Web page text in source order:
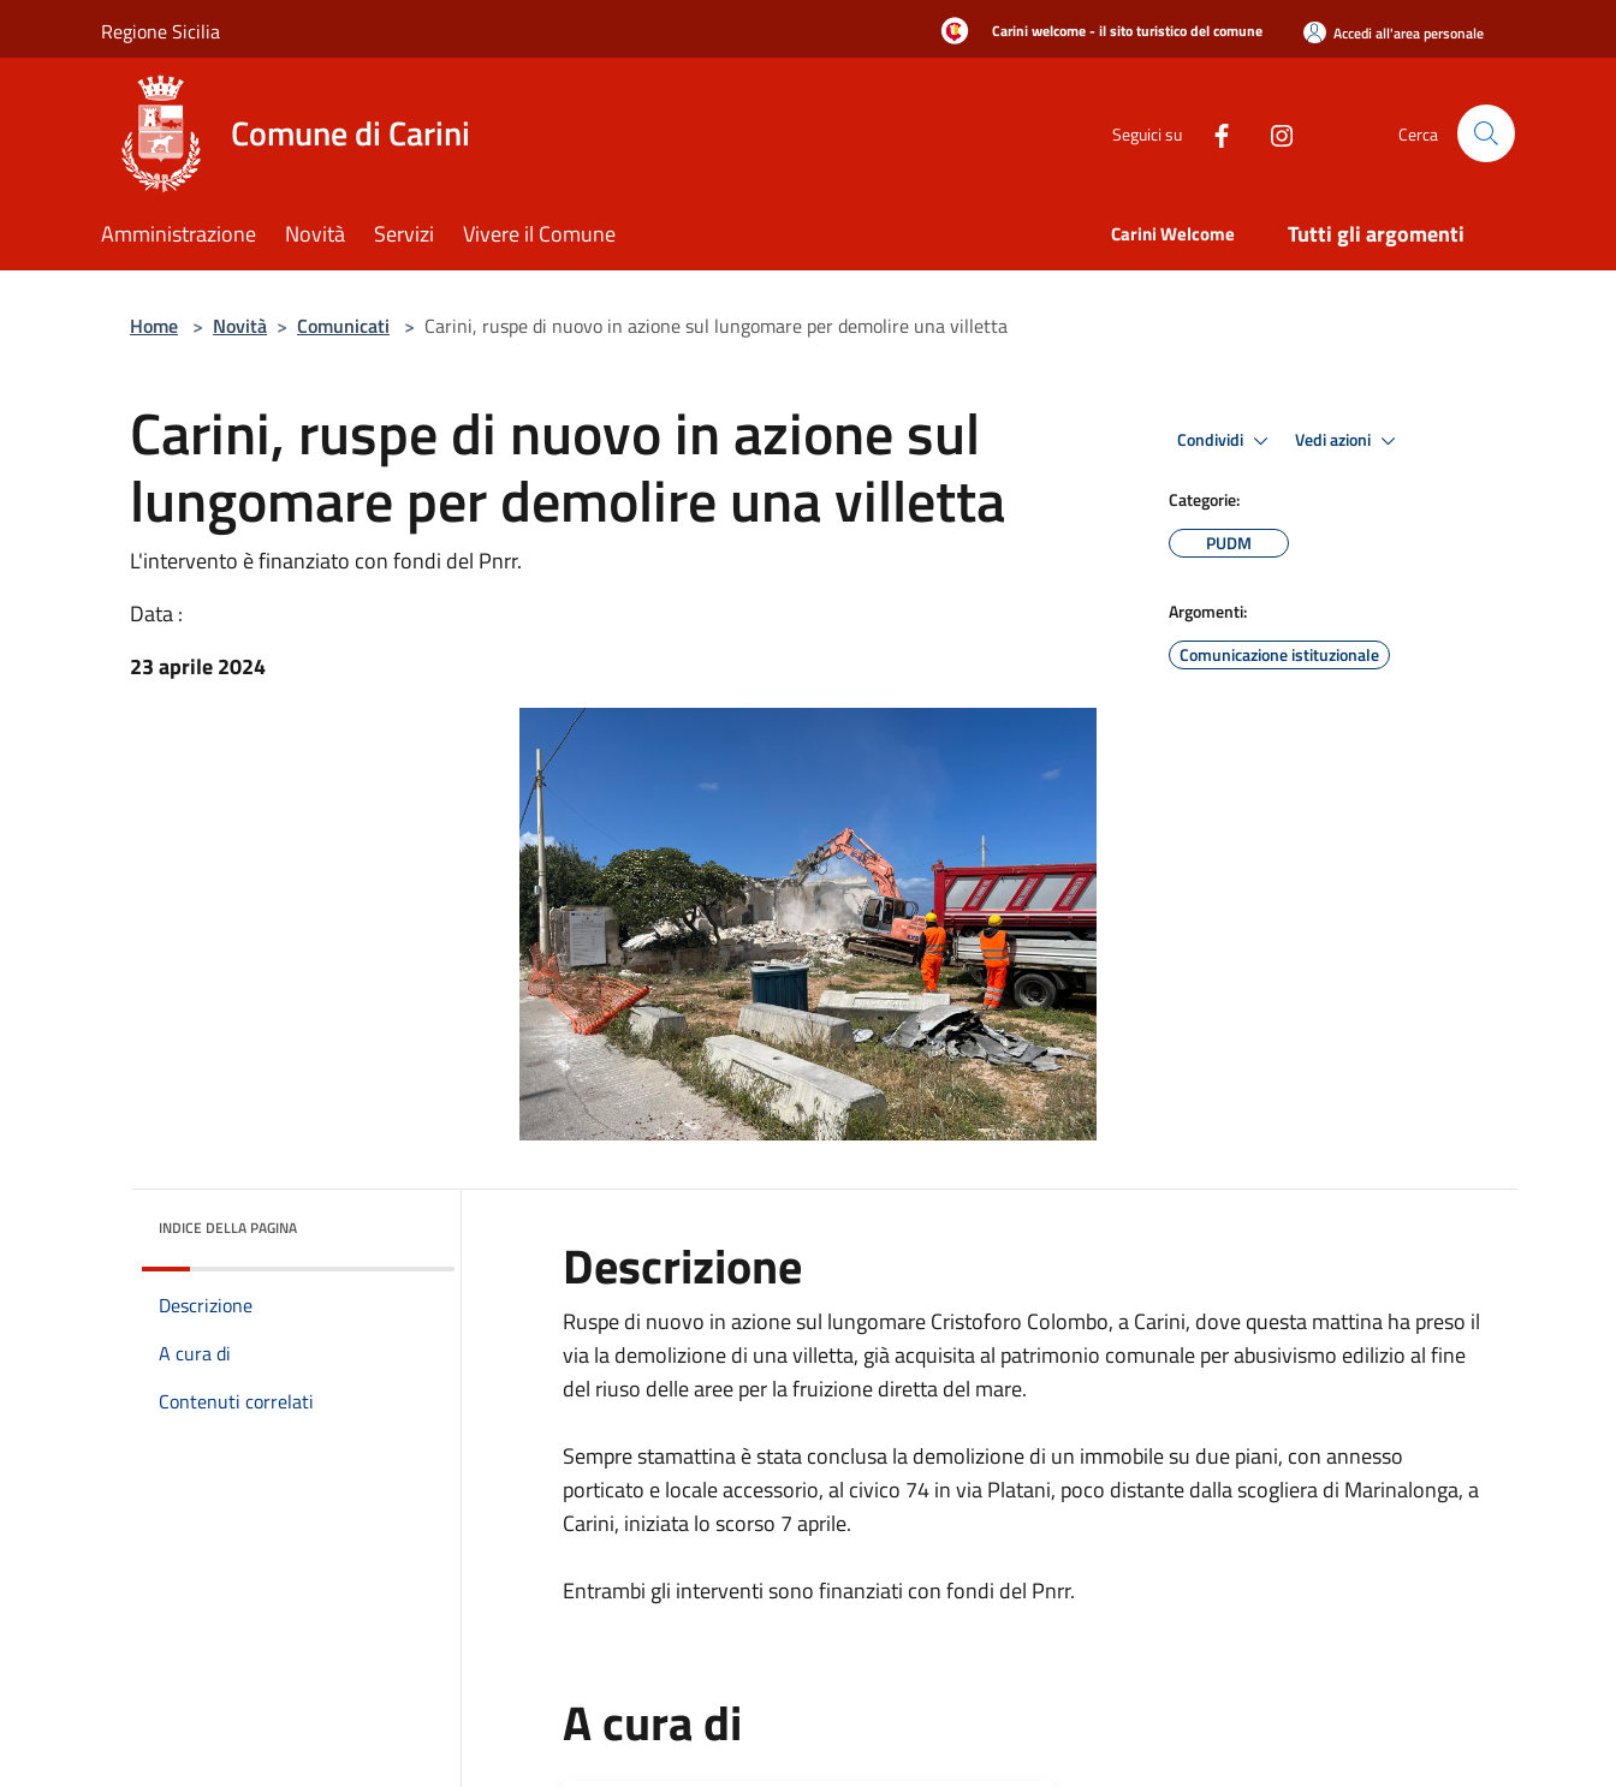
Regione Sicilia Carini welcome - il sito turistico del comune Accedi all'area personale
Comune di Carini Seguici su Cerca
Amministrazione Novità Servizi Vivere il Comune Carini Welcome Tutti gli argomenti
Home > Novità > Comunicati > Carini, ruspe di nuovo in azione sul lungomare per demolire una villetta
Carini, ruspe di nuovo in azione sul
lungomare per demolire una villetta
L'intervento è finanziato con fondi del Pnrr.
Data :
23 aprile 2024
Condividi Vedi azioni
Categorie:
PUDM
Argomenti:
Comunicazione istituzionale
INDICE DELLA PAGINA
Descrizione
A cura di
Contenuti correlati
Descrizione
Ruspe di nuovo in azione sul lungomare Cristoforo Colombo, a Carini, dove questa mattina ha preso il
via la demolizione di una villetta, già acquisita al patrimonio comunale per abusivismo edilizio al fine
del riuso delle aree per la fruizione diretta del mare.
Sempre stamattina è stata conclusa la demolizione di un immobile su due piani, con annesso
porticato e locale accessorio, al civico 74 in via Platani, poco distante dalla scogliera di Marinalonga, a
Carini, iniziata lo scorso 7 aprile.
Entrambi gli interventi sono finanziati con fondi del Pnrr.
A cura di